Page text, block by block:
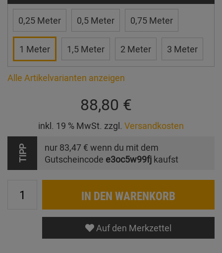
0,25 Meter 0,5 Meter 0,75 Meter
1 Meter 1,5 Meter 2 Meter 3 Meter
Alle Artikelvarianten anzeigen
88,80 €
inkl. 19 % MwSt. zzgl. Versandkosten
TIPP nur 83,47 € wenn du mit dem
Gutscheincode e3oc5w99fj kaufst
IN DEN WARENKORB
Auf den Merkzettel